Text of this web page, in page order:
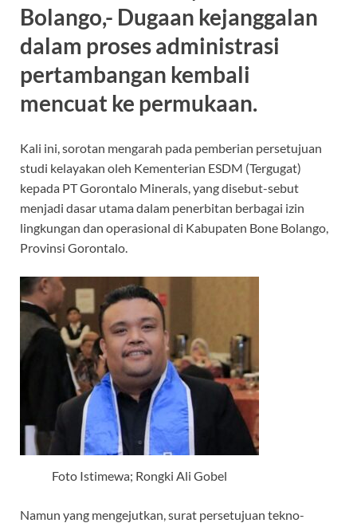
b
o
o
k
s
A
p
p
gr
a
m
a
ds
Bolango,- Dugaan kejanggalan
dalam proses administrasi
pertambangan kembali
mencuat ke permukaan.
Kali ini, sorotan mengarah pada pemberian persetujuan
studi kelayakan oleh Kementerian ESDM (Tergugat)
kepada PT Gorontalo Minerals, yang disebut-sebut
menjadi dasar utama dalam penerbitan berbagai izin
lingkungan dan operasional di Kabupaten Bone Bolango,
Provinsi Gorontalo.
Foto Istimewa; Rongki Ali Gobel
Namun yang mengejutkan, surat persetujuan tekno-